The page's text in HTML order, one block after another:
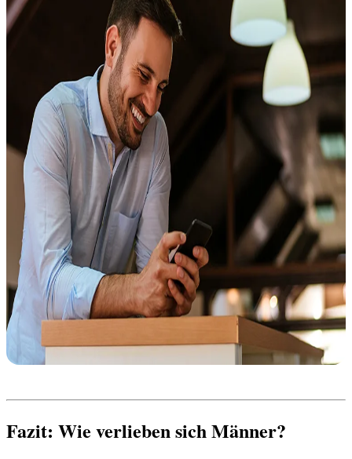
Fazit: Wie verlieben sich Männer?